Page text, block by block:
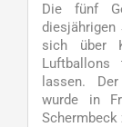
Die fünf
diesjährigen
sich über
lassen.
wurde in